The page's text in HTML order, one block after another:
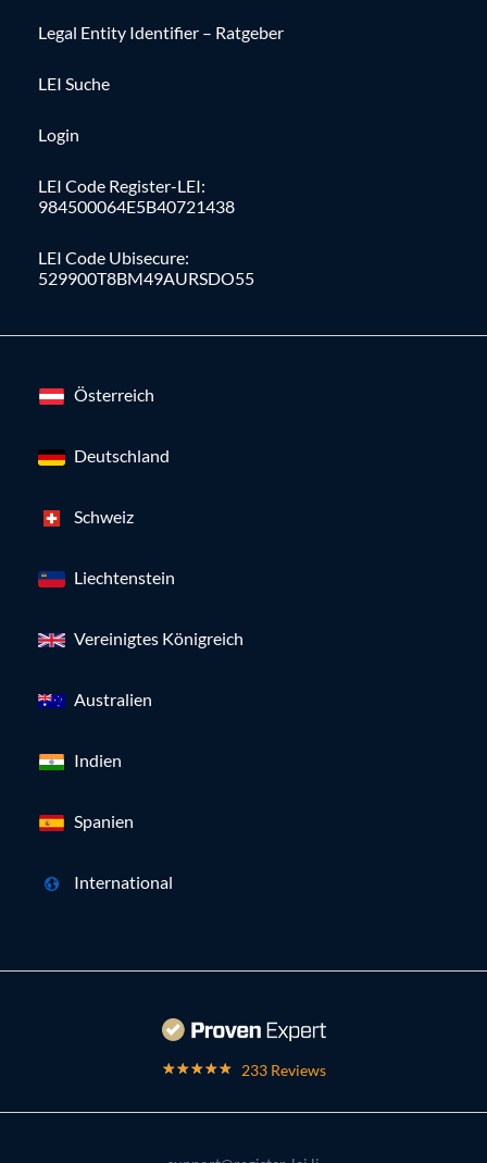
Legal Entity Identifier – Ratgeber
LEI Suche
Login
LEI Code Register-LEI:
984500064E5B40721438
LEI Code Ubisecure:
529900T8BM49AURSDO55
Österreich
Deutschland
Schweiz
Liechtenstein
Vereinigtes Königreich
Australien
Indien
Spanien
International
233 Reviews